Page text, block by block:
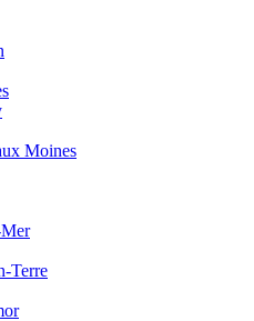
Moines
Terre